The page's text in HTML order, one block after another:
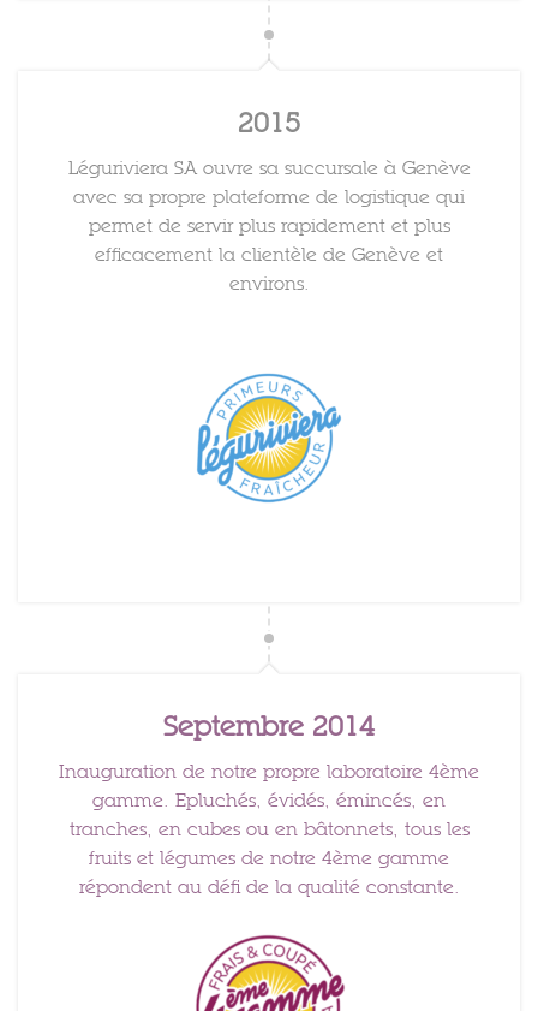
2015
Léguriviera SA ouvre sa succursale à Genève
avec sa propre plateforme de logistique qui
permet de servir plus rapidement et plus
efficacement la clientèle de Genève et
environs.
Septembre 2014
Inauguration de notre propre laboratoire 4ème
gamme. Epluchés, évidés, émincés, en
tranches, en cubes ou en bâtonnets, tous les
fruits et légumes de notre 4ème gamme
répondent au défi de la qualité constante.